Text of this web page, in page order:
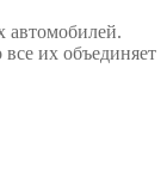
автомобилей.
их объединяет